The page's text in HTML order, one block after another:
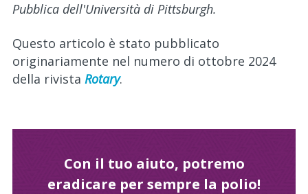
Pubblica dell'Università di Pittsburgh.
Questo articolo è stato pubblicato
originariamente nel numero di ottobre 2024
della rivista Rotary.
Con il tuo aiuto, potremo
eradicare per sempre la polio!